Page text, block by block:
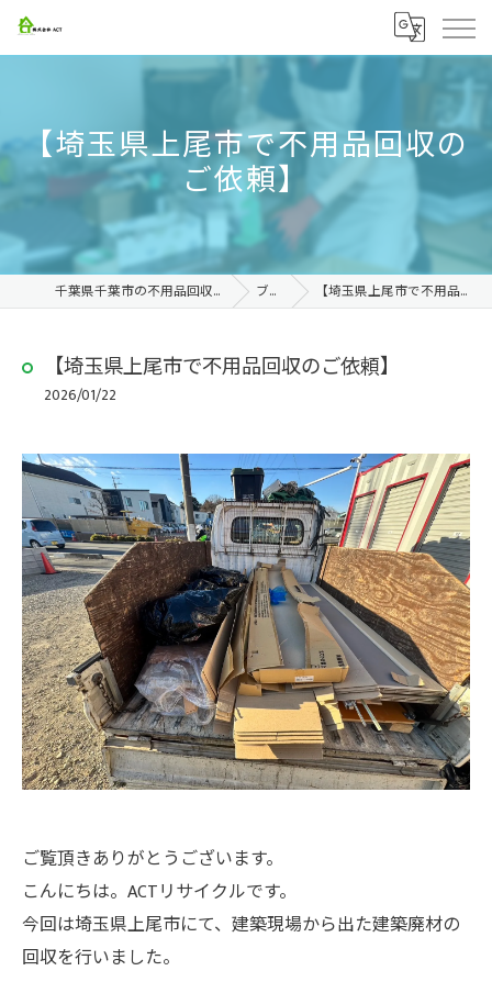
【埼玉県上尾市で不用品回収の
ご依頼】
千葉県千葉市の不用品回収なら株式会社ACT ブログ 【埼玉県上尾市で不用品回収のご依頼】
【埼玉県上尾市で不用品回収のご依頼】
2026/01/22
ご覧頂きありがとうございます。
こんにちは。ACTリサイクルです。
今回は埼玉県上尾市にて、建築現場から出た建築廃材の
回収を行いました。